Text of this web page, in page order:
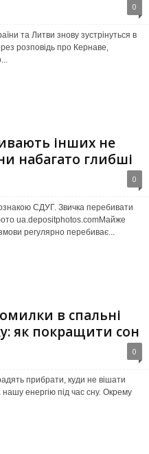
0
та Литви знову зустрінуться в
розповідь про Кернаве,
інших не
набагато глибші
0
СДУГ. Звичка перебивати
ua.depositphotos.comМайже
регулярно перебиває...
в спальні
як покращити сон
0
прибрати, куди не вішати
енергію під час сну. Окрему